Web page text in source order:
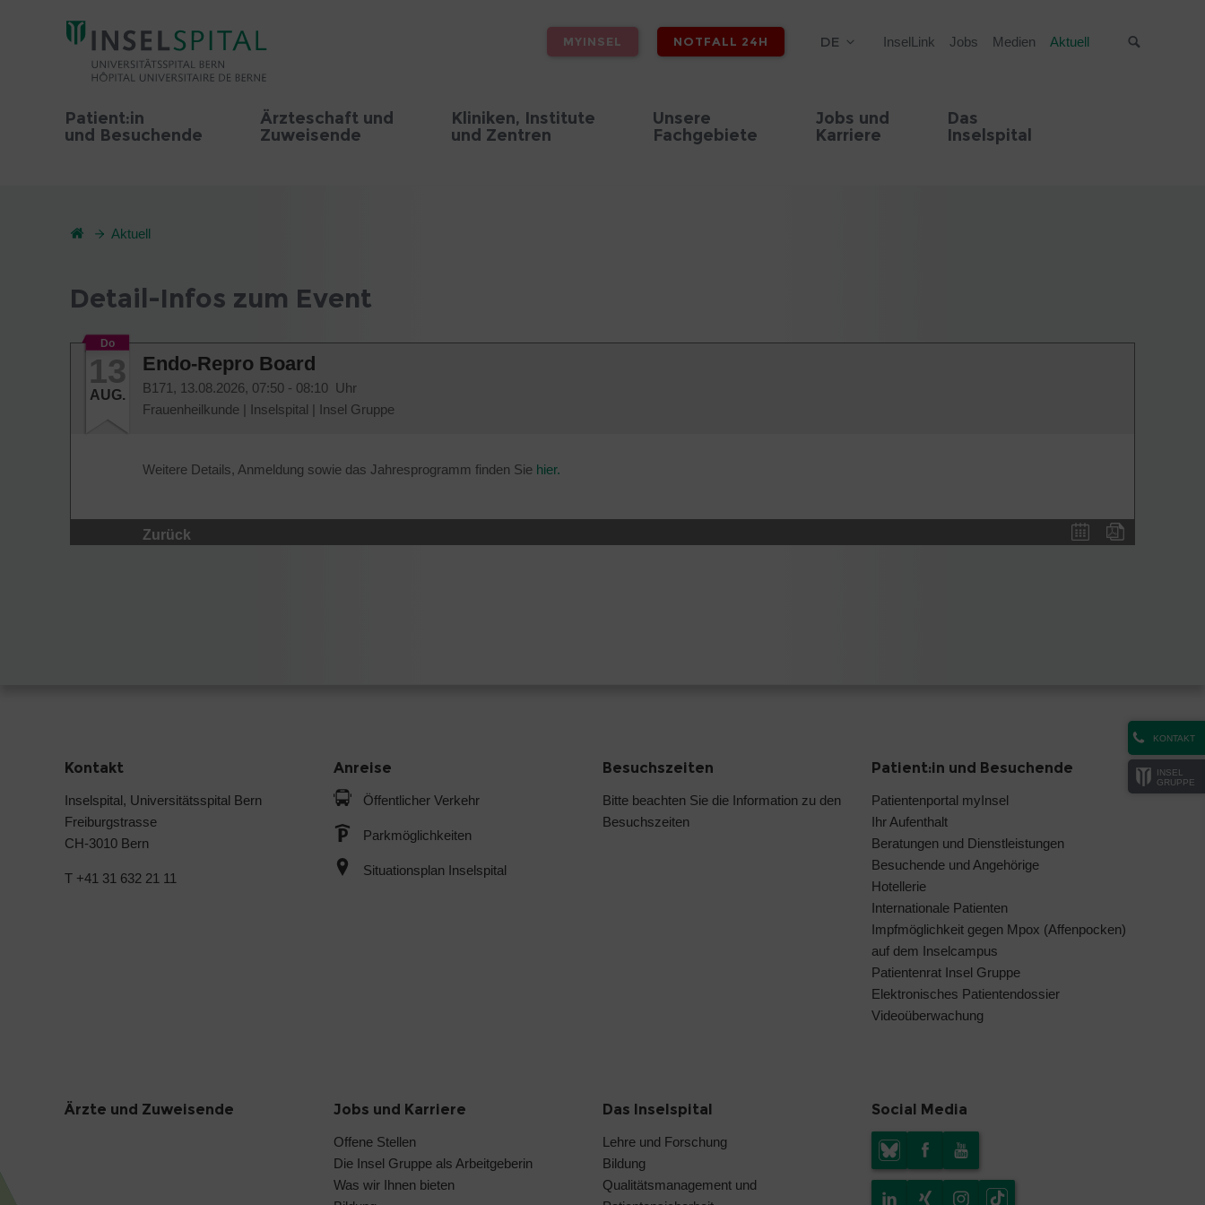
MYINSEL NOTFALL 24H DE InselLink Jobs Medien Aktuell
Patient:in
und Besuchende
Ärzteschaft und
Zuweisende
Kliniken, Institute
und Zentren
Unsere
Fachgebiete
Jobs und
Karriere
Das
Inselspital
KONTAKT
INSEL
GRUPPE
Aktuell
Detail-Infos zum Event
Do
13
AUG.
Endo-Repro Board
B171, 13.08.2026, 07:50 - 08:10 Uhr
Frauenheilkunde | Inselspital | Insel Gruppe
Weitere Details, Anmeldung sowie das Jahresprogramm finden Sie hier.
Zurück
Kontakt
Inselspital, Universitätsspital Bern
Freiburgstrasse
CH-3010 Bern
T +41 31 632 21 11
Anreise
Öffentlicher Verkehr
Parkmöglichkeiten
Situationsplan Inselspital
Besuchszeiten
Bitte beachten Sie die Information zu den
Besuchszeiten
Patient:in und Besuchende
Patientenportal myInsel
Ihr Aufenthalt
Beratungen und Dienstleistungen
Besuchende und Angehörige
Hotellerie
Internationale Patienten
Impfmöglichkeit gegen Mpox (Affenpocken)
auf dem Inselcampus
Patientenrat Insel Gruppe
Elektronisches Patientendossier
Videoüberwachung
Ärzte und Zuweisende Jobs und Karriere
Offene Stellen
Die Insel Gruppe als Arbeitgeberin
Was wir Ihnen bieten
Das Inselspital
Lehre und Forschung
Bildung
Qualitätsmanagement und
Social Media